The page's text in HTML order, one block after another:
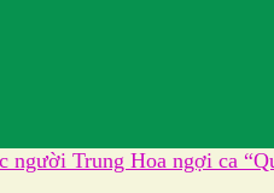
người Trung Hoa ngợi ca